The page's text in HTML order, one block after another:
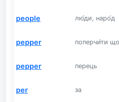
people лю́ди, наро́д
pepper поперчи́ти що
pepper перець
per за